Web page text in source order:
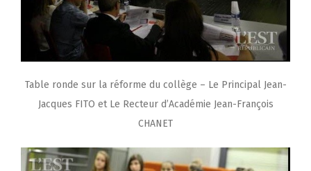
Table ronde sur la réforme du collège – Le Principal Jean-
Jacques FITO et Le Recteur d’Académie Jean-François
CHANET